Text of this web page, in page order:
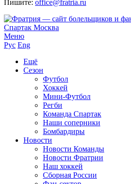
Пишите: office@fratria.ru
Меню
Рус Eng
Ещё
Сезон
Футбол
Хоккей
Мини-Футбол
Регби
Команда Спартак
Наши соперники
Бомбардиры
Новости
Новости Команды
Новости Фратрии
Наш хоккей
Сборная России